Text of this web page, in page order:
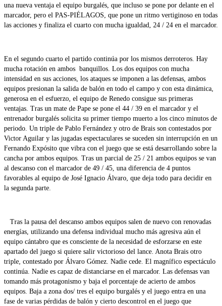
una nueva ventaja el equipo burgalés, que incluso se pone por delante en el
marcador, pero el PAS-PIÉLAGOS, que pone un ritmo vertiginoso en todas
las acciones y finaliza el cuarto con mucha igualdad, 24 / 24 en el marcador.
En el segundo cuarto el partido continúa por los mismos derroteros. Hay
mucha rotación en ambos banquillos. Los dos equipos con mucha
intensidad en sus acciones, los ataques se imponen a las defensas, ambos
equipos presionan la salida de balón en todo el campo y con esta dinámica,
generosa en el esfuerzo, el equipo de Renedo consigue sus primeras
ventajas. Tras un mate de Pape se pone el 44 / 39 en el marcador y el
entrenador burgalés solicita su primer tiempo muerto a los cinco minutos de
periodo. Un triple de Pablo Fernández y otro de Brais son contestados por
Victor Aguilar y las jugadas espectaculares se suceden sin interrupción en un
Fernando Expósito que vibra con el juego que se está desarrollando sobre la
cancha por ambos equipos. Tras un parcial de 25 / 21 ambos equipos se van
al descanso con el marcador de 49 / 45, una diferencia de 4 puntos
favorables al equipo de José Ignacio Álvaro, que deja todo para decidir en
la segunda parte.
Tras la pausa del descanso ambos equipos salen de nuevo con renovadas
energías, utilizando una defensa individual mucho más agresiva aún el
equipo cántabro que es consciente de la necesidad de esforzarse en este
apartado del juego si quiere salir victorioso del lance. Anota Brais otro
triple, contestado por Álvaro Gómez. Nadie cede. El magnífico espectáculo
continúa. Nadie es capaz de distanciarse en el marcador. Las defensas van
tomando más protagonismo y baja el porcentaje de acierto de ambos
equipos. Baja a zona dos/ tres el equipo burgalés y el juego entra en una
fase de varias pérdidas de balón y cierto descontrol en el juego que